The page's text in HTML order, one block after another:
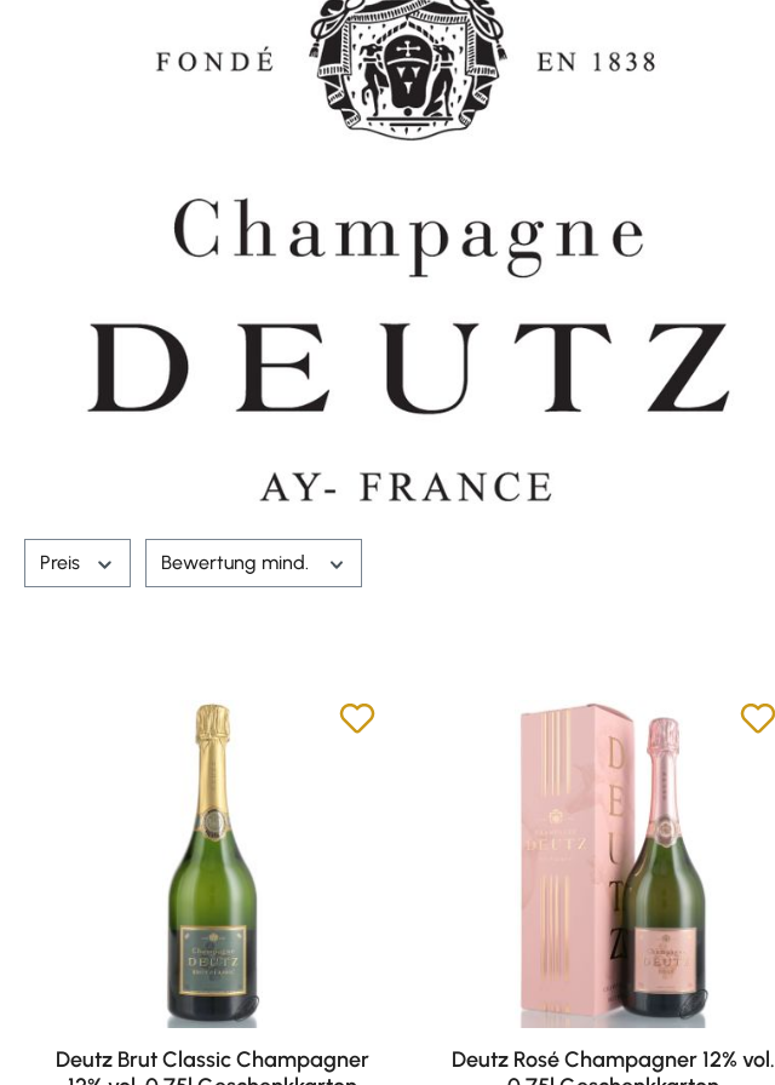
Preis Bewertung mind.
Deutz Brut Classic Champagner
Deutz Rosé Champagner 12% vol.